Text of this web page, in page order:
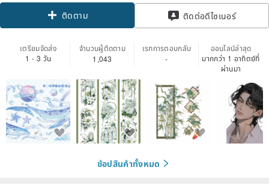
ติดตาม ติดต่อดีไซเนอร์
เตรียมจัดส่ง
1 - 3 วัน
จำนวนผู้ติดตาม
1,043
เรทการตอบกลับ
-
ออนไลน์ล่าสุด
มากกว่า 1 อาทิตย์ที่
ผ่านมา
ช้อปสินค้าทั้งหมด